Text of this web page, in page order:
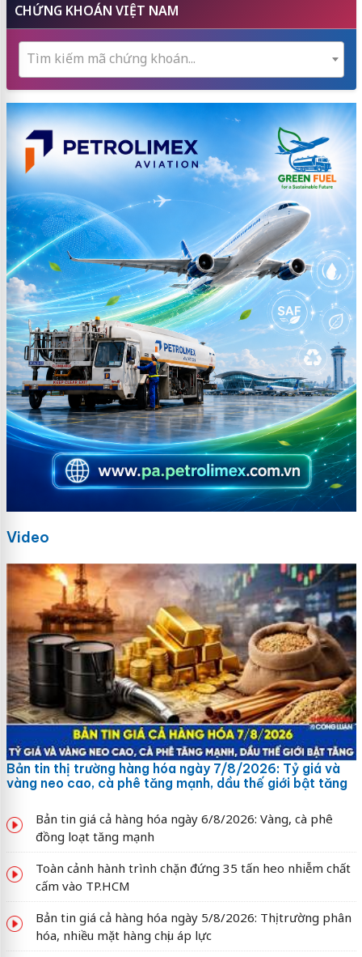
CHỨNG KHOÁN VIỆT NAM
Tìm kiếm mã chứng khoán...
Video
Bản tin thị trường hàng hóa ngày 7/8/2026: Tỷ giá và
vàng neo cao, cà phê tăng mạnh, dầu thế giới bật tăng
Bản tin giá cả hàng hóa ngày 6/8/2026: Vàng, cà phê
đồng loạt tăng mạnh
Toàn cảnh hành trình chặn đứng 35 tấn heo nhiễm chất
cấm vào TP.HCM
Bản tin giá cả hàng hóa ngày 5/8/2026: Thị trường phân
hóa, nhiều mặt hàng chịu áp lực